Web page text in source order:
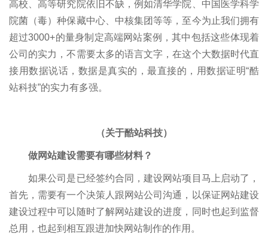
高校、高等研究院依旧不缺，例如清华学院、中国医学科学
院菌（毒）种保藏中心、中核集团等等，至今为止我们拥有
超过3000+的量身制定高端网站案例，其中包括这些体现着
公司的实力，不需要太多的语言文字，在这个大数据时代直
接用数据说话，数据是真实的，最直接的，用数据证明“酷
站科技”的实力有多强。
（关于酷站科技）
做网站建设需要有哪些材料？
如果公司是已经签约合同，建设网站项目马上启动了，
首先，需要有一个决策人跟网站公司沟通，以保证网站建设
建设过程中可以随时了解网站建设的进度，同时也起到监督
总用，也起到相互跟进加快网站制作的作用。